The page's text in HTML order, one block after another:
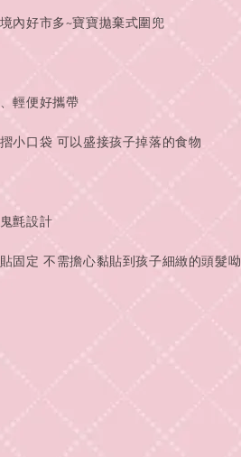
內好市多~寶寶拋棄式圍兜
輕便好攜帶
小口袋 可以盛接孩子掉落的食物
氈設計
固定 不需擔心黏貼到孩子細緻的頭髮呦